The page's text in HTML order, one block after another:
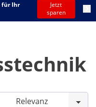
für Ihr
Jetzt
sparen